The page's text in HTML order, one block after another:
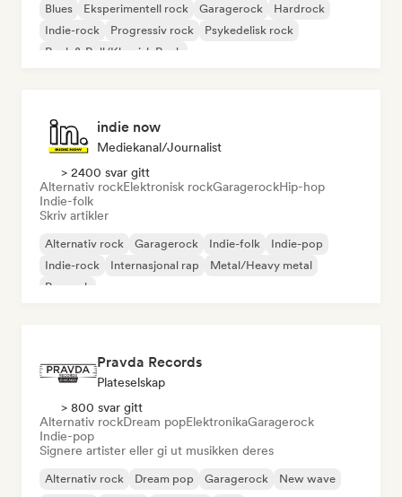
Blues Eksperimentell rock Garagerock
Hardrock
Indie-rock
Progressiv rock
Psykedelisk rock
Rock & Roll/Klassisk Rock
indie now
Mediekanal/journalist
> 2400 svar gitt
Alternativ rockElektronisk rockGaragerockHip-hop
Indie-folk
Skriv artikler
Alternativ rock Garagerock Indie-folk
Indie-pop
Indie-rock
Internasjonal rap
Metal/Heavy metal
Poprock
Pravda Records
Plateselskap
> 800 svar gitt
Alternativ rockDream popElektronikaGaragerock
Indie-pop
Signere artister eller gi ut musikken deres
Alternativ rock Dream pop Garagerock
New wave